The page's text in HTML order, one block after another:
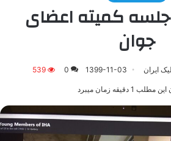
کمیته اعضای
جوان
ایران 1399-11-03
0
539
1 دقیقه زمان میبرد